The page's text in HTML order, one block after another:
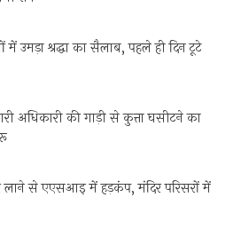
उमड़ा श्रद्धा का सैलाब, पहले ही दिन टूटे
अधिकारी की गाड़ी से कुत्ता घसीटने का
लाने से एएसआइ में हड़कंप, मंदिर परिसरों में